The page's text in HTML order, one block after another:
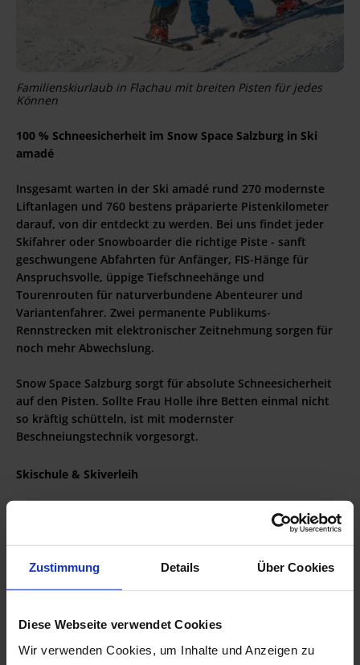
Zustimmung Details Über Cookies
Diese Webseite verwendet Cookies
Wir verwenden Cookies, um Inhalte und Anzeigen zu
Familienskiurlaub in Flachau mit breiten Pisten für jedes
Können
100 % Schneesicherheit im Snow Space Salzburg in Ski
amadé
Insgesamt warten in der Ski amadé rund 270 modernste
Liftanlagen und 760 bestens präparierte Pistenkilometer
darauf, von dir entdeckt zu werden. Bei uns findet jeder
Skifahrer oder Snowboarder die richtige Piste - sanft
geschwungene Abfahrten für Anfänger, FIS-Hänge für
Anspruchsvolle, üppige Tiefschneehänge und
Tourenrouten für naturverbundene Abenteurer und
Variantenfahrer. Zwei permanente Publikums-
Rennstrecken mit elektronischer Zeitnehmung sorgen für
noch mehr Abwechslung.
Snow Space Salzburg sorgt für absolute Schneesicherheit
auf den Pisten. Sollte Frau Holle ihre Betten einmal nicht
so kräftig schütteln, ist mit modernster
Beschneiungstechnik vorgesorgt.
Skischule & Skiverleih
kümmert sich
zielstrebig darum, dir den perfekten Schwung auf den
Pisten zu verleihen.